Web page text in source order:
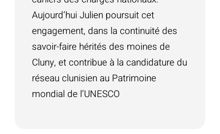
Aujourd’hui Julien poursuit cet
engagement, dans la continuité des
savoir-faire hérités des moines de
Cluny, et contribue à la candidature du
réseau clunisien au Patrimoine
mondial de l’UNESCO